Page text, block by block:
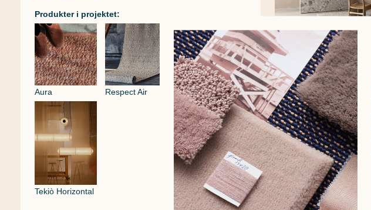
Produkter i projektet:
Aura Respect Air
Tekiò Horizontal